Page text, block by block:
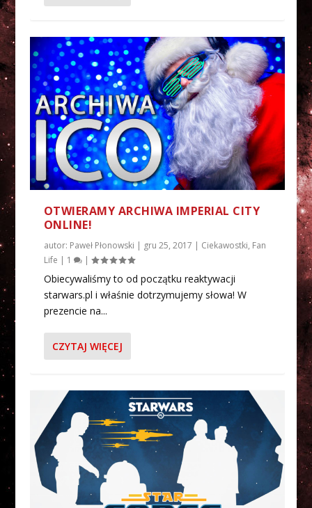
OTWIERAMY ARCHIWA IMPERIAL CITY
ONLINE!
autor: Paweł Płonowski | gru 25, 2017 | Ciekawostki, Fan
Life | 1 |
Obiecywaliśmy to od początku reaktywacji
starwars.pl i właśnie dotrzymujemy słowa! W
prezencie na...
CZYTAJ WIĘCEJ